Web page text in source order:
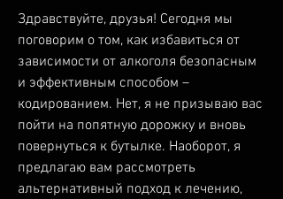
Здравствуйте, друзья! Сегодня мы
поговорим о том, как избавиться от
зависимости от алкоголя безопасным
и эффективным способом –
кодированием. Нет, я не призываю вас
пойти на попятную дорожку и вновь
повернуться к бутылке. Наоборот, я
предлагаю вам рассмотреть
альтернативный подход к лечению,